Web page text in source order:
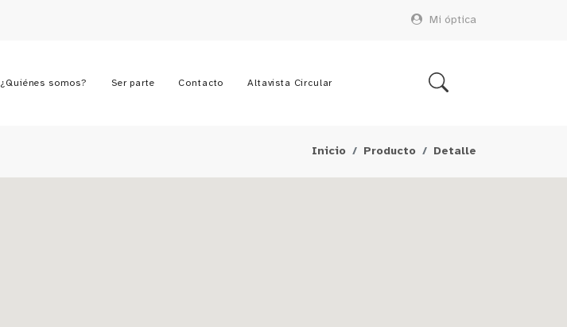
Mi óptica
¿Quiénes somos? Ser parte Contacto Altavista Circular
Inicio Producto Detalle